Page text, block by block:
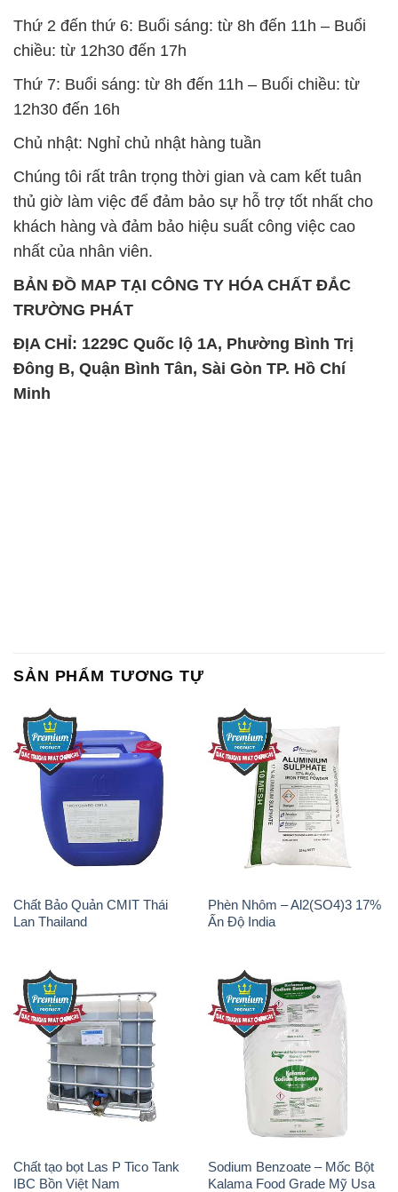
Thứ 2 đến thứ 6: Buổi sáng: từ 8h đến 11h – Buổi
chiều: từ 12h30 đến 17h
Thứ 7: Buổi sáng: từ 8h đến 11h – Buổi chiều: từ
12h30 đến 16h
Chủ nhật: Nghỉ chủ nhật hàng tuần
Chúng tôi rất trân trọng thời gian và cam kết tuân
thủ giờ làm việc để đảm bảo sự hỗ trợ tốt nhất cho
khách hàng và đảm bảo hiệu suất công việc cao
nhất của nhân viên.
BẢN ĐỒ MAP TẠI CÔNG TY HÓA CHẤT ĐẮC
TRƯỜNG PHÁT
ĐỊA CHỈ: 1229C Quốc lộ 1A, Phường Bình Trị
Đông B, Quận Bình Tân, Sài Gòn TP. Hồ Chí
Minh
SẢN PHẨM TƯƠNG TỰ
Chất Bảo Quản CMIT Thái
Lan Thailand
Phèn Nhôm – Al2(SO4)3 17%
Ấn Độ India
Chất tạo bọt Las P Tico Tank
IBC Bồn Việt Nam
Sodium Benzoate – Mốc Bột
Kalama Food Grade Mỹ Usa